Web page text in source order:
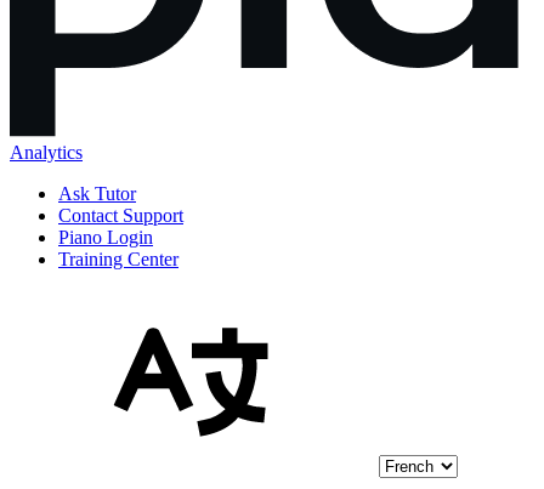
Analytics
Ask Tutor
Contact Support
Piano Login
Training Center